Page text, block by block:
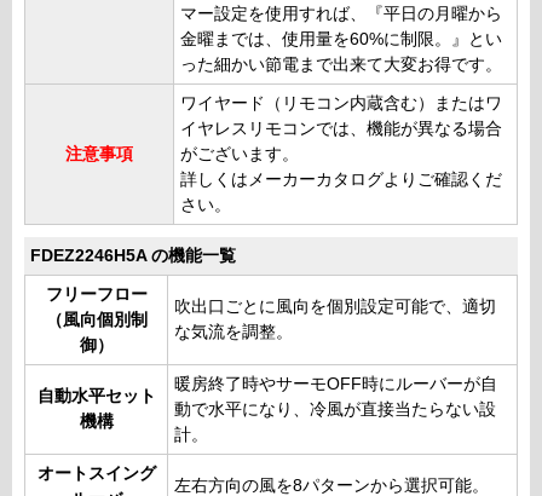
マー設定を使用すれば、『平日の月曜から
金曜までは、使用量を60%に制限。』とい
った細かい節電まで出来て大変お得です。
注意事項
ワイヤード（リモコン内蔵含む）またはワ
イヤレスリモコンでは、機能が異なる場合
がございます。
詳しくはメーカーカタログよりご確認くだ
さい。
FDEZ2246H5A の機能一覧
フリーフロー
（風向個別制
御）
吹出口ごとに風向を個別設定可能で、適切
な気流を調整。
自動水平セット
機構
暖房終了時やサーモOFF時にルーバーが自
動で水平になり、冷風が直接当たらない設
計。
オートスイング
左右方向の風を8パターンから選択可能。